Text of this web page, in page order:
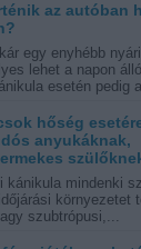
az autóban
egy enyhébb
lehet a napon
esetén pedig
hőség
anyukáknak,
kánikula mindenki
környezetet
szubtrópusi,...